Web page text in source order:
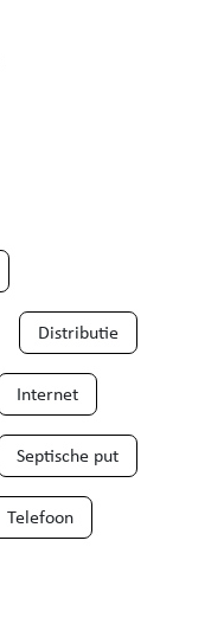
Distributie
Internet
Septische put
Telefoon